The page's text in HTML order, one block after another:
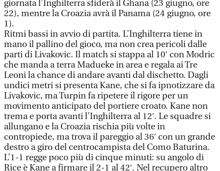
giornata l’Inghilterra sfiderà il Ghana (23 giugno, ore
22), mentre la Croazia avrà il Panama (24 giugno, ore
1).
Ritmi bassi in avvio di partita. L’Inghilterra tiene in
mano il pallino del gioco, ma non crea pericoli dalle
parti di Livakovic. Il match si stappa al 10′ con Modric
che manda a terra Madueke in area e regala ai Tre
Leoni la chance di andare avanti dal dischetto. Dagli
undici metri si presenta Kane, che si fa ipnotizzare da
Livakovic, ma Turpin fa ripetere il rigore per un
movimento anticipato del portiere croato. Kane non
trema e porta avanti l’Inghilterra al 12′. Le squadre si
allungano e la Croazia rischia più volte in
contropiede, ma trova il pareggio al 36′ con un grande
destro a giro del centrocampista del Como Baturina.
L’1-1 regge poco più di cinque minuti: su angolo di
Rice è Kane a firmare il 2-1 al 42′. Nel recupero altro